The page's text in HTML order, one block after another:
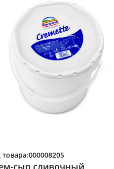
товара:000008205
сыр сливочный